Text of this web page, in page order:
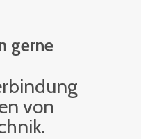
gerne
von